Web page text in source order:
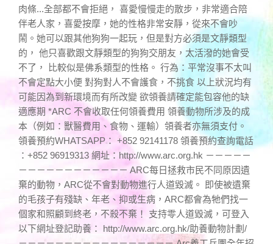
肉條...全部都不會拒絕， 喜愛慢慢走的散步，非常適合陪
伴老人家，喜愛按摩，她的性格非常安靜，從來不會吵
鬧。她可以跟其他狗狗一起玩，但是對方必須是文靜類型
的， 他只喜歡跟文靜類型的狗狗交朋友，太活潑的她會受
不了， 比較似是佛系類型的性格。 行為：平常沒事不太叫
不會定點大小便 對狗對人不會護食，不挑食 以上狀況均有
可能因為到新環境而有所改變 欲領養請確定能包容他的缺
適應期 *ARC 不會收取任何領養費用 領養動物所涉及的成
本（例如：獸醫費用、食物、運輸）領養者亦無須支付。
領養預約WHATSAPP： +852 92141178 領養預約查詢電話
：+852 96919313 網址：http://www.arc.org.hk －－－－－
－－－－－－－－－－－－ ARC每日拯救市民不同原因遺
棄的動物，ARC從不會對動物進行人道毀滅。 即使被遺棄
的毛孩子有殘缺、年老、抑或生病，ARC都會為牠們找一
個家和照顧到終老，不殺不棄！ 支持零人道毀滅，可登入
以下網址登記助養： http://www.arc.org.hk/助養動物計劃/